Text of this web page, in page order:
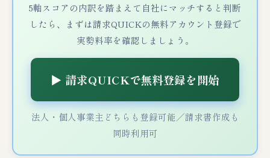
5軸スコアの内訳を踏まえて自社にマッチすると判断
したら、まずは請求QUICKの無料アカウント登録で
実勢料率を確認しましょう。
▶ 請求QUICKで無料登録を開始
法人・個人事業主どちらも登録可能／請求書作成も
同時利用可